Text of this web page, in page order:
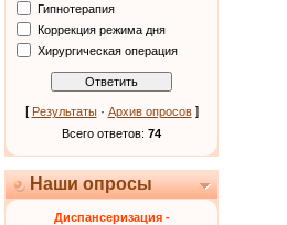
Гипнотерапия
Коррекция режима дня
Хирургическая операция
[ Результаты· Архив опросов]
Всего ответов: 74
Наши опросы
Диспансеризация -